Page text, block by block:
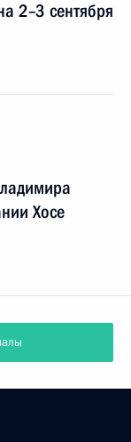
2–3 сентября
Хосе